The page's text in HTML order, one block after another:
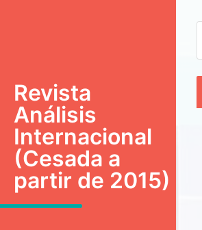
Revista
Análisis
Internacional
(Cesada a
partir de 2015)